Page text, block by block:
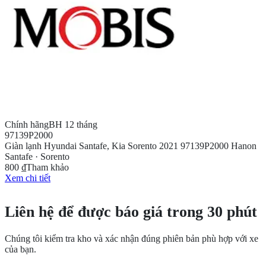
Chính hãngBH 12 tháng
97139P2000
Giàn lạnh Hyundai Santafe, Kia Sorento 2021 97139P2000 Hanon
Santafe · Sorento
800 ₫Tham khảo
Xem chi tiết
Liên hệ để được báo giá trong 30 phút
Chúng tôi kiểm tra kho và xác nhận đúng phiên bản phù hợp với xe
của bạn.